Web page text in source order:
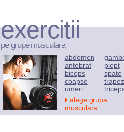
exercitii
pe grupe musculare:
abdomen
antebrat
biceps
coapse
umeri
piept
spate
trapez
alege grupa
musculara